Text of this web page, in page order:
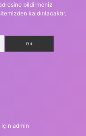
bildirmeniz
kaldırılacaktır.
için admin